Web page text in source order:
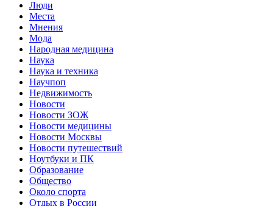
Люди
Места
Мнения
Мода
Народная медицина
Наука
Наука и техника
Научпоп
Недвижимость
Новости
Новости ЗОЖ
Новости медицины
Новости Москвы
Новости путешествий
Ноутбуки и ПК
Образование
Общество
Около спорта
Отдых в России